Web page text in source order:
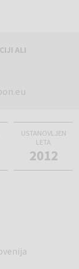
ALI
USTANOVLJEN
LETA
2012